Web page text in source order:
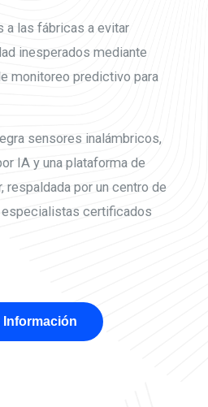
a las fábricas a evitar
inesperados mediante
monitoreo predictivo para
sensores inalámbricos,
IA y una plataforma de
respaldada por un centro de
certificados
Información